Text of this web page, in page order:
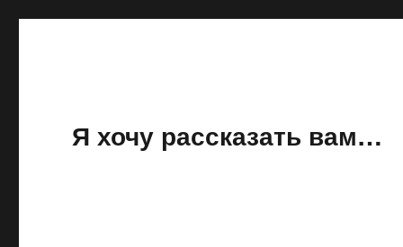
Я хочу рассказать вам…